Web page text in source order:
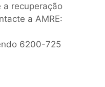
a recuperação
a AMRE:
6200-725